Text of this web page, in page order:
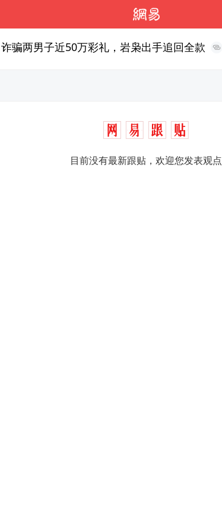
骗两男子近50万彩礼，岩枭出手追回全款
目前没有最新跟贴，欢迎您发表观点